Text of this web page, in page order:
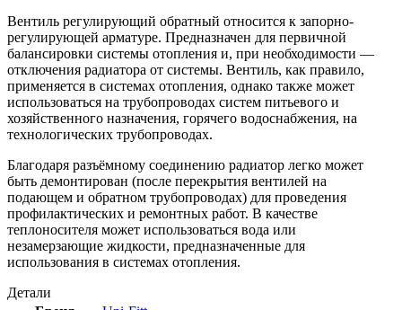
Вентиль регулирующий обратный относится к запорно-
регулирующей арматуре. Предназначен для первичной
балансировки системы отопления и, при необходимости —
отключения радиатора от системы. Вентиль, как правило,
применяется в системах отопления, однако также может
использоваться на трубопроводах систем питьевого и
хозяйственного назначения, горячего водоснабжения, на
технологических трубопроводах.
Благодаря разъёмному соединению радиатор легко может
быть демонтирован (после перекрытия вентилей на
подающем и обратном трубопроводах) для проведения
профилактических и ремонтных работ. В качестве
теплоносителя может использоваться вода или
незамерзающие жидкости, предназначенные для
использования в системах отопления.
Детали